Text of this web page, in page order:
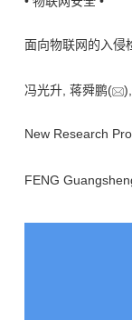
面向物联网的入侵
冯光升, 蒋舜鹏(
New Research
FENG